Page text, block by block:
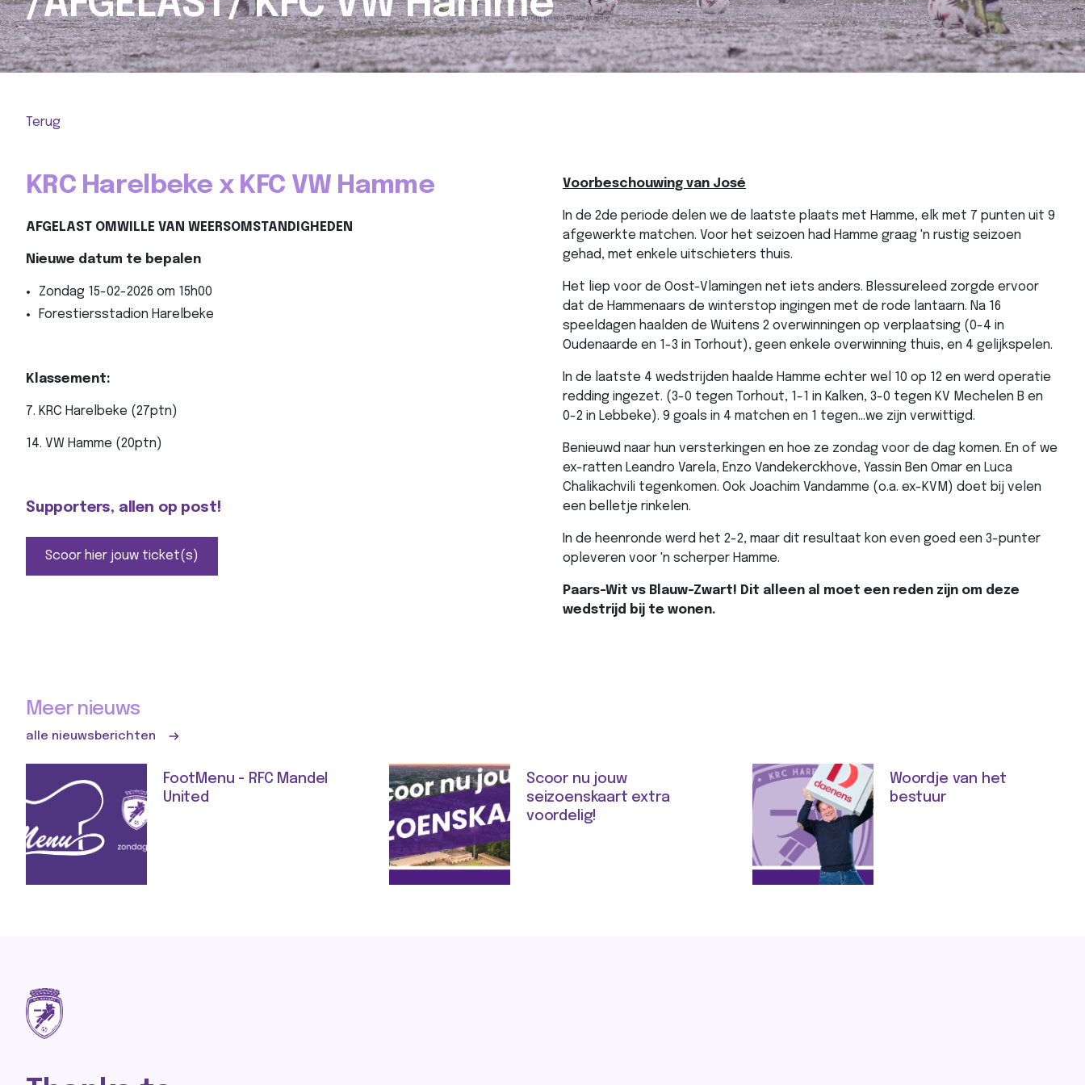
Terug
KRC Harelbeke x KFC VW Hamme
AFGELAST OMWILLE VAN WEERSOMSTANDIGHEDEN
Nieuwe datum te bepalen
Zondag 15-02-2026 om 15h00
Forestiersstadion Harelbeke
Klassement:
7. KRC Harelbeke (27ptn)
14. VW Hamme (20ptn)
Supporters, allen op post!
Scoor hier jouw ticket(s)
Voorbeschouwing van José
In de 2de periode delen we de laatste plaats met Hamme, elk met 7 punten uit 9
afgewerkte matchen. Voor het seizoen had Hamme graag 'n rustig seizoen
gehad, met enkele uitschieters thuis.
Het liep voor de Oost-Vlamingen net iets anders. Blessureleed zorgde ervoor
dat de Hammenaars de winterstop ingingen met de rode lantaarn. Na 16
speeldagen haalden de Wuitens 2 overwinningen op verplaatsing (0-4 in
Oudenaarde en 1-3 in Torhout), geen enkele overwinning thuis, en 4 gelijkspelen.
In de laatste 4 wedstrijden haalde Hamme echter wel 10 op 12 en werd operatie
redding ingezet. (3-0 tegen Torhout, 1-1 in Kalken, 3-0 tegen KV Mechelen B en
0-2 in Lebbeke). 9 goals in 4 matchen en 1 tegen...we zijn verwittigd.
Benieuwd naar hun versterkingen en hoe ze zondag voor de dag komen. En of we
ex-ratten Leandro Varela, Enzo Vandekerckhove, Yassin Ben Omar en Luca
Chalikachvili tegenkomen. Ook Joachim Vandamme (o.a. ex-KVM) doet bij velen
een belletje rinkelen.
In de heenronde werd het 2-2, maar dit resultaat kon even goed een 3-punter
opleveren voor 'n scherper Hamme.
Paars-Wit vs Blauw-Zwart! Dit alleen al moet een reden zijn om deze
wedstrijd bij te wonen.
Meer nieuws
alle nieuwsberichten
FootMenu - RFC Mandel
United
Scoor nu jouw
seizoenskaart extra
voordelig!
Woordje van het
bestuur